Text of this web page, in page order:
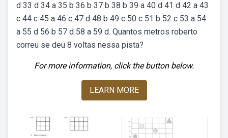
d 33 d 34 a 35 b 36 b 37 b 38 b 39 a 40 d 41 d 42 a 43
c 44 c 45 a 46 c 47 d 48 b 49 c 50 c 51 b 52 c 53 a 54
a 55 d 56 b 57 d 58 a 59 d. Quantos metros roberto
correu se deu 8 voltas nessa pista?
For more information, click the button below.
LEARN MORE